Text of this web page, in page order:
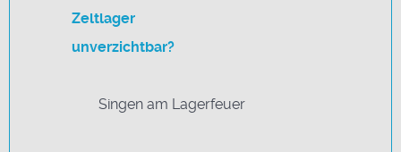
Zeltlager
unverzichtbar?
Singen am Lagerfeuer